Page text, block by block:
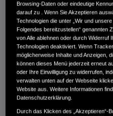
MWST. NICHT AUSWEISBAR
3.900 €
Außenfarbe
Browsing-Daten oder eindeutige
darauf zu . Wenn Sie Akzeptieren
Technologien die unter „Wir und
Folgendes bereitzustellen“ genannten
von Alle ablehnen oder durch Widerruf
Technologien deaktiviert. Wenn
möglicherweise Inhalte und Anzeigen,
können dieses Menü jederzeit erneut
oder Ihre Einwilligung zu widerrufen,
verwalten unten auf der Webseite
Website aus. Weitere Informationen
Datenschutzerklärung.
Durch das Klicken des „Akzeptieren“-